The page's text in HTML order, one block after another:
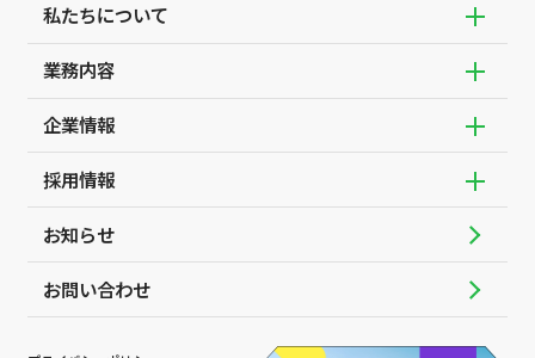
私たちについて サブメ
代表挨拶
業務内容 サブメ
企業の経営や業務を支えるIT
官公庁や自治体を守るIT
インターネットを楽しむIT
本社と各支店
主な取得資格について
企業情報 サブメ
会社概要
組織図
会社沿革
採用情報 サブメ
職種紹介
福利厚生
お知らせ
お問い合わせ